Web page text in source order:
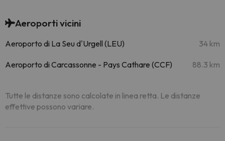
Aeroporti vicini
Aeroporto di La Seu d'Urgell (LEU) 34 km
Aeroporto di Carcassonne - Pays Cathare (CCF) 88.3 km
Tutte le distanze sono calcolate in linea retta. Le distanze
effettive possono variare.